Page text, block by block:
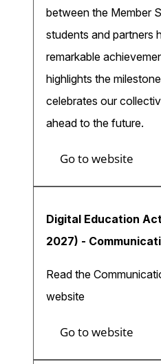
between the Member
students and partners
remarkable
highlights the
celebrates our
ahead to the future.
Go to website
Digital Education
2027) -
Read the
website
Go to website